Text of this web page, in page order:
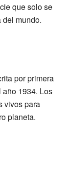
que solo se
mundo.
por primera
1934. Los
vivos para
planeta.